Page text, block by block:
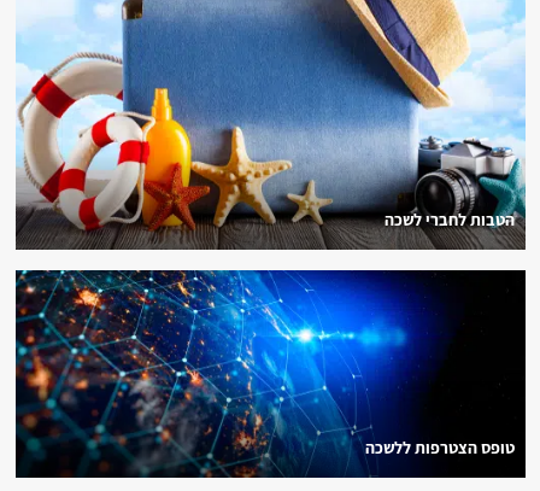
הטבות לחברי לשכה
טופס הצטרפות ללשכה